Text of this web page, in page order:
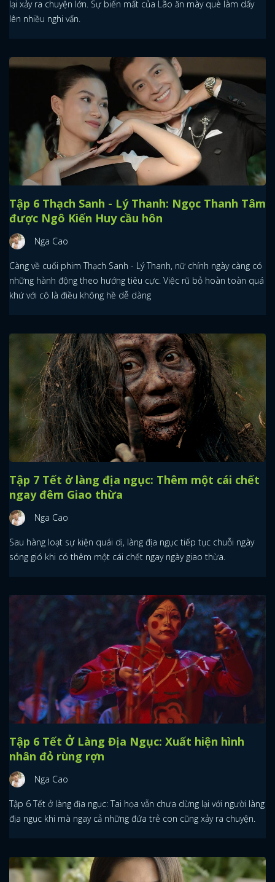
lại xảy ra chuyện lớn. Sự biến mất của Lão ăn mày què làm dấy
lên nhiều nghi vấn.
Tập 6 Thạch Sanh - Lý Thanh: Ngọc Thanh Tâm
được Ngô Kiến Huy cầu hôn
Nga Cao
Càng về cuối phim Thạch Sanh - Lý Thanh, nữ chính ngày càng có
những hành động theo hướng tiêu cực. Việc rũ bỏ hoàn toàn quá
khứ với cô là điều không hề dễ dàng
Tập 7 Tết ở làng địa ngục: Thêm một cái chết
ngay đêm Giao thừa
Nga Cao
Sau hàng loạt sự kiện quái dị, làng địa ngục tiếp tục chuỗi ngày
sóng gió khi có thêm một cái chết ngay ngày giao thừa.
Tập 6 Tết Ở Làng Địa Ngục: Xuất hiện hình
nhân đỏ rùng rợn
Nga Cao
Tập 6 Tết ở làng địa ngục: Tai họa vẫn chưa dừng lại với người làng
địa ngục khi mà ngay cả những đứa trẻ con cũng xảy ra chuyện.